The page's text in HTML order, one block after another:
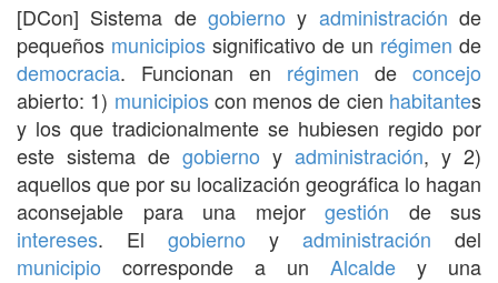
[DCon] Sistema de gobierno y administración de
pequeños municipios significativo de un régimen de
democracia. Funcionan en régimen de concejo
abierto: 1) municipioscon menos de cien habitantes
y los que tradicionalmente se hubiesen regido por
este sistema de gobierno y administración, y 2)
aquellos que por su localización geográfica lo hagan
aconsejable para una mejor gestión de sus
intereses. El gobierno y administración del
municipio corresponde a un Alcalde y una